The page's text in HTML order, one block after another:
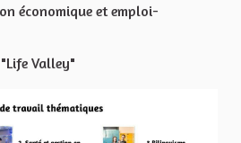
économique et emploi-
Valley"